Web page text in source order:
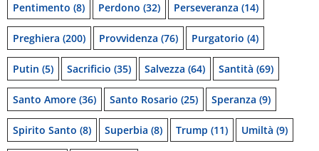
Pentimento (8) Perdono (32) Perseveranza (14)
Preghiera (200) Provvidenza (76) Purgatorio (4)
Putin (5) Sacrificio (35) Salvezza (64) Santità (69)
Santo Amore (36) Santo Rosario (25) Speranza (9)
Spirito Santo (8) Superbia (8) Trump (11) Umiltà (9)